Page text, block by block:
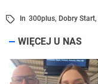
In 300plus, Dobry Start,
WIĘCEJ U NAS